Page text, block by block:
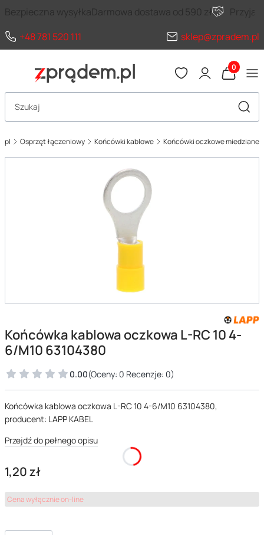
Bezpieczna wysyłkaDarmowa dostawa od 590 zł
+48 781 520 111
sklep@zpradem.pl
Produkty
Otwórz wyszukiwarkę
Osprzęt łączeniowy Końcówki kablowe Końcówki oczkowe miedziane
Końcówka kablowa oczkowa L-RC 10 4-
6/M10 63104380
0.00(Oceny: 0 Recenzje: 0)
Końcówka kablowa oczkowa L-RC 10 4-6/M10 63104380,
producent: LAPP KABEL
Przejdź do pełnego opisu
Cena
1,20 zł
Cena wyłącznie on-line